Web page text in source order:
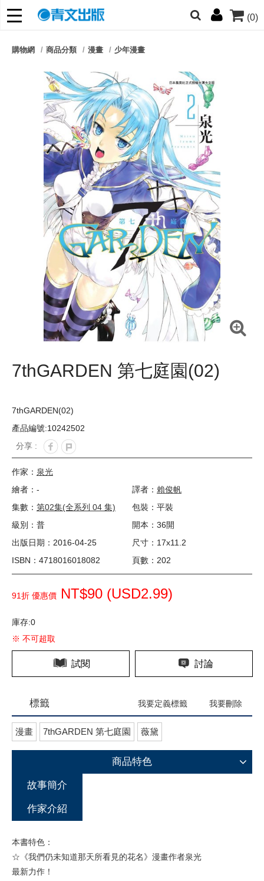
(0)
朋友們，提高警覺！
購物網 商品分類 漫畫 少年漫畫
7thGARDEN 第七庭園(02)
7thGARDEN(02)
產品編號:10242502
分享 :
作家： 泉光
繪者：-
譯者： 賴俊帆
集數： 第02集(全系列 04 集)
包裝：平裝
級別：普
開本：36開
出版日期：2016-04-25
尺寸：17x11.2
ISBN：4718016018082
頁數：202
91折 優惠價 NT$90 (USD2.99)
庫存:0
※ 不可超取
試閱 討論
標籤 我要定義標籤 我要刪除
漫畫 7thGARDEN 第七庭園 薇黛
商品特色
故事簡介
作家介紹
本書特色：
☆《我們仍未知道那天所看見的花名》漫畫作者泉光
最新力作！